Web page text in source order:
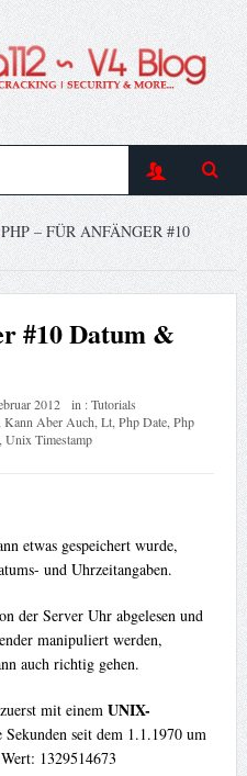
PHP – FÜR ANFÄNGER #10
#10 Datum &
2012 in :Tutorials
Kann Aber Auch Lt, Php Date, Php
Unix Timestamp
etwas gespeichert wurde,
und Uhrzeitangaben.
der Server Uhr abgelesen und
manipuliert werden,
auch richtig gehen.
mit einem UNIX-
seit dem 1.1.1970 um
1329514673